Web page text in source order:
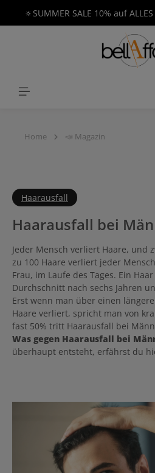
springen
🔅SUMMER SALE 10% auf
Home 📣 Magazin
Haarausfall
Haarausfall bei
Jeder Mensch verliert Haare, und
zu 100 Haare verliert jeder
Frau, im Laufe des Tages. Ein
Durchschnitt nach sechs Jahren
Erst wenn man über einen
Haare verliert, spricht man von
fast 50% tritt Haarausfall bei
Was gegen Haarausfall bei
überhaupt entsteht, erfährst du